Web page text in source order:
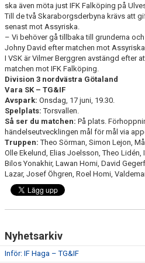
ska även möta just IFK Falköping på
Till de två Skaraborgsderbyna krävs att
senast mot Assyriska.
– Vi behöver gå tillbaka till grunderna
Johny David efter matchen mot
I VSK är Vilmer Berggren avstängd efter
matchen mot IFK Falköping.
Division 3 nordvästra Götaland
Vara SK – TG&IF
Avspark: Onsdag, 17 juni, 19.30.
Spelplats: Torsvallen.
Så ser du matchen: På plats.
händelseutvecklingen mål för mål via
Truppen:Theo Sörman, Simon Lejon,
Olle Ekelund, Elias Joelsson, Theo
Bilos Yonakhir, Lawan Homi, David
Lazar, Josef Öhgren, Roel Homi,
Nyhetsarkiv
Inför: IF Haga – TG&IF